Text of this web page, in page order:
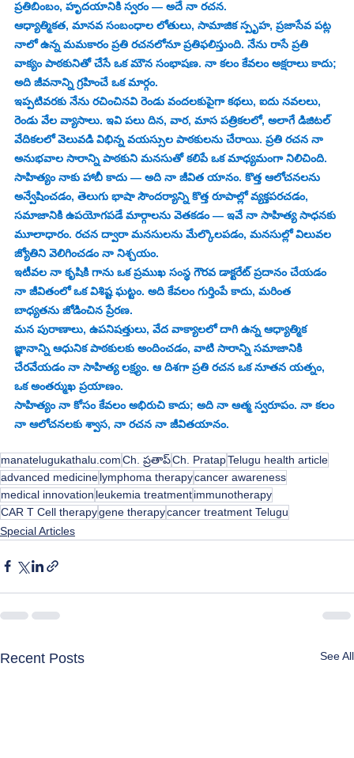
ప్రతిబింబం, హృదయానికి స్వరం — అదే నా రచన.
ఆధ్యాత్మికత, మానవ సంబంధాల లోతులు, సామాజిక స్పృహ, ప్రజాసేవ పట్ల
నాలో ఉన్న మమకారం ప్రతి రచనలోనూ ప్రతిఫలిస్తుంది. నేను రాసే ప్రతి
వాక్యం పాఠకునితో చేసే ఒక మౌన సంభాషణ. నా కలం కేవలం అక్షరాలు కాదు;
అది జీవనాన్ని గ్రహించే ఒక మార్గం.
ఇప్పటివరకు నేను రచించినవి రెండు వందలకుపైగా కథలు, ఐదు నవలలు,
రెండు వేల వ్యాసాలు. ఇవి పలు దిన, వార, మాస పత్రికలలో, అలాగే డిజిటల్
వేదికలలో వెలువడి విభిన్న వయస్సుల పాఠకులను చేరాయి. ప్రతి రచన నా
అనుభవాల సారాన్ని పాఠకుని మనసుతో కలిపే ఒక మాధ్యమంగా నిలిచింది.
సాహిత్యం నాకు హాబీ కాదు — అది నా జీవిత యానం. కొత్త ఆలోచనలను
అన్వేషించడం, తెలుగు భాషా సౌందర్యాన్ని కొత్త రూపాల్లో వ్యక్తపరచడం,
సమాజానికి ఉపయోగపడే మార్గాలను వెతకడం — ఇవే నా సాహిత్య సాధనకు
మూలాధారం. రచన ద్వారా మనసులను మేల్కొలపడం, మనసుల్లో విలువల
జ్యోతిని వెలిగించడం నా నిశ్చయం.
ఇటీవల నా కృషికి గాను ఒక ప్రముఖ సంస్థ గౌరవ డాక్టరేట్ ప్రదానం చేయడం
నా జీవితంలో ఒక విశిష్ట ఘట్టం. అది కేవలం గుర్తింపే కాదు, మరింత
బాధ్యతను జోడించిన ప్రేరణ.
మన పురాణాలు, ఉపనిషత్తులు, వేద వాక్యాలలో దాగి ఉన్న ఆధ్యాత్మిక
జ్ఞానాన్ని ఆధునిక పాఠకులకు అందించడం, వాటి సారాన్ని సమాజానికి
చేరవేయడం నా సాహిత్య లక్ష్యం. ఆ దిశగా ప్రతి రచన ఒక నూతన యత్నం,
ఒక అంతర్ముఖ ప్రయాణం.
సాహిత్యం నా కోసం కేవలం అభిరుచి కాదు; అది నా ఆత్మ స్వరూపం. నా కలం
నా ఆలోచనలకు శ్వాస, నా రచన నా జీవితయానం.
manatelugukathalu.comCh. ప్రతాప్Ch. PratapTelugu health article
advanced medicinelymphoma therapycancer awareness
medical innovation leukemia treatmentimmunotherapy
CAR T Cell therapygene therapycancer treatment Telugu
Special Articles
Recent Posts See All